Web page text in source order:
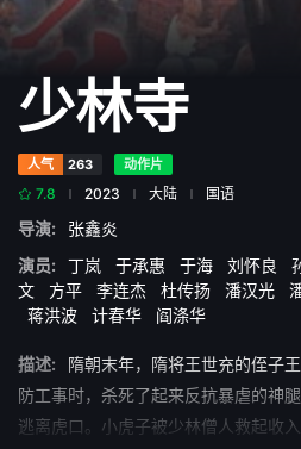
少林寺
人气 263 动作片
7.8 2023 大陆 国语
导演:
张鑫炎
演员:
丁岚 于承惠 于海 刘怀良
文
方平 李连杰 杜传扬 潘汉光
蒋洪波
计春华 阎涤华
描述:
隋朝末年，隋将王世充的侄子
防工事时，杀死了起来反抗暴虐的神
逃离虎口。小虎子被少林僧人救起收